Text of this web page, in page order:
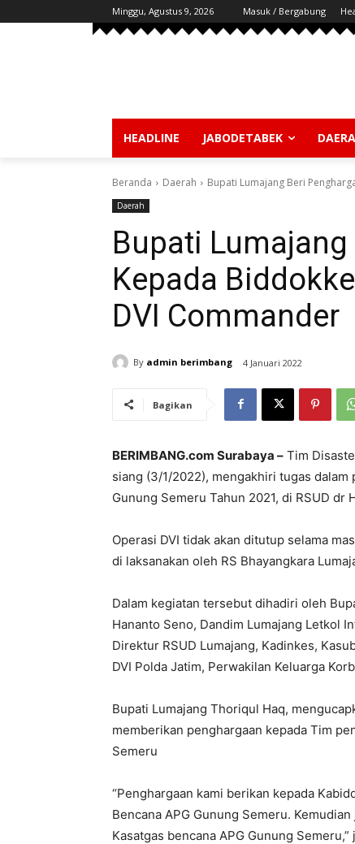
Minggu, Agustus 9, 2026 Masuk / Bergabung
HEADLINE JABODETABEK
Beranda Daerah Bupati Lumajang Beri
Daerah
Bupati
Kepada
DVI Commander
By admin berimbang 4 Januari 2022
Bagikan
BERIMBANG.com Surabaya – Tim
siang (3/1/2022), mengakhiri tugas dalam
Gunung Semeru Tahun 2021, di RSUD dr
Operasi DVI tidak akan ditutup selama
di laksanakan oleh RS Bhayangkara
Dalam kegiatan tersebut dihadiri oleh
Hananto Seno, Dandim Lumajang Letkol
Direktur RSUD Lumajang, Kadinkes,
DVI Polda Jatim, Perwakilan Keluarga
Bupati Lumajang Thoriqul Haq,
memberikan penghargaan kepada Tim
Semeru
“Penghargaan kami berikan kepada
Bencana APG Gunung Semeru.
Kasatgas bencana APG Gunung